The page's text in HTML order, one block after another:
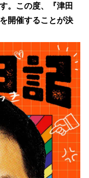
。この度、『津田
開催することが決